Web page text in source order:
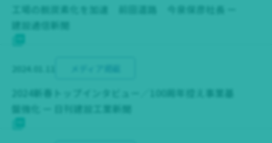
工場の脱炭素化を加速 前田道路 今泉保彦社長 ー
建設通信新聞
2024新春トップインタビュー／100周年控え事業基
盤強化 ー 日刊建設工業新聞